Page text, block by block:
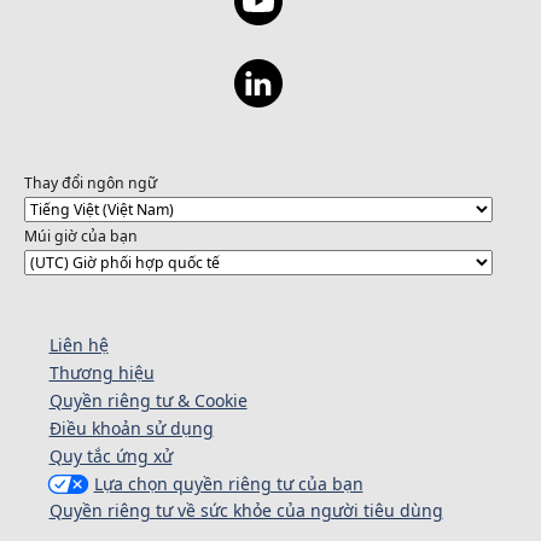
Thay đổi ngôn ngữ
Múi giờ của bạn
Liên hệ
Thương hiệu
Quyền riêng tư & Cookie
Điều khoản sử dụng
Quy tắc ứng xử
Lựa chọn quyền riêng tư của bạn
Quyền riêng tư về sức khỏe của người tiêu dùng